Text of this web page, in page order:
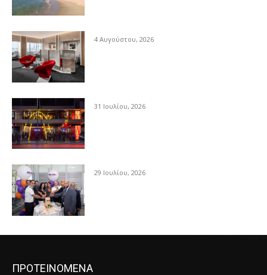
4 Αυγούστου, 2026
31 Ιουλίου, 2026
29 Ιουλίου, 2026
ΠΡΟΤΕΙΝΟΜΕΝΑ